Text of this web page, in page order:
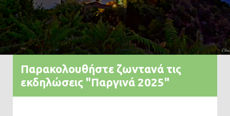
Παρακολουθήστε ζωντανά τις
εκδηλώσεις "Παργινά 2025"